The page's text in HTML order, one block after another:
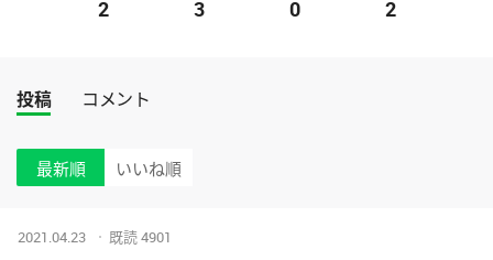
2 3 0 2
投稿 コメント
最新順 いいね順
2021.04.23 既読4901